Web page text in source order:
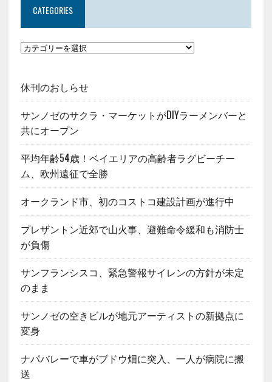
CATEGORIES
休刊のおしらせ
サンノゼのサクラ・マーケットがDIYラーメンバーと
共にオープン
平均年齢54歳！ベイエリアの高齢者ラグビーチー
ム、欧州遠征で全勝
オークランド市、初のコストコ建設計画が進行中
プレザントン近郊で山火事、避難命令緩和も消防士
が負傷
サンフランシスコ、緊急警報サイレンの方針が未定
のまま
サンノゼの空きビルが地元アーティストの新拠点に
変身
ナパバレーで車がブドウ畑に突入、一人が病院に搬
送